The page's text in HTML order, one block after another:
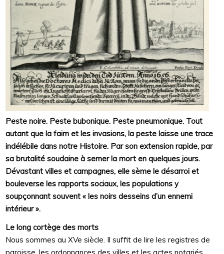
Peste noire. Peste bubonique. Peste pneumonique. Tout
autant que la faim et les invasions, la peste laisse une trace
indélébile dans notre Histoire. Par son extension rapide, par
sa brutalité soudaine à semer la mort en quelques jours.
Dévastant villes et campagnes, elle sème le désarroi et
bouleverse les rapports sociaux, les populations y
soupçonnant souvent « les noirs desseins d’un ennemi
intérieur ».
Le long cortège des morts
Nous sommes au XVe siècle. Il suffit de lire les registres de